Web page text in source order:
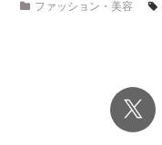
ファッション・美容